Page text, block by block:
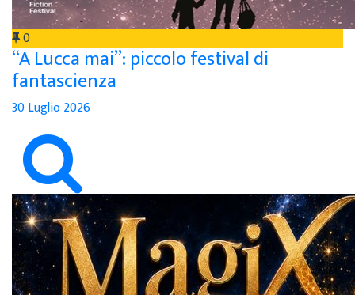
0
“A Lucca mai”: piccolo festival di
fantascienza
30 Luglio 2026